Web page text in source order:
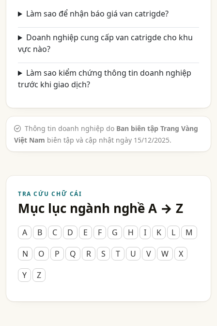
Làm sao để nhận báo giá van catrigde?
Doanh nghiệp cung cấp van catrigde cho khu
vực nào?
Làm sao kiểm chứng thông tin doanh nghiệp
trước khi giao dịch?
Thông tin doanh nghiệp do Ban biên tập Trang Vàng
Việt Nam biên tập và cập nhật ngày 15/12/2025.
TRA CỨU CHỮ CÁI
Mục lục ngành nghề A → Z
A B C D E F G H I K L
M
N
O P Q R S T U V W
X
Y
Z